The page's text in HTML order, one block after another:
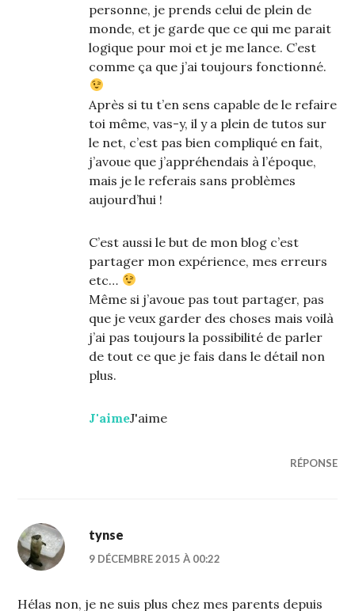
personne, je prends celui de plein de
monde, et je garde que ce qui me parait
logique pour moi et je me lance. C’est
comme ça que j’ai toujours fonctionné.
Après si tu t’en sens capable de le refaire
toi même, vas-y, il y a plein de tutos sur
le net, c’est pas bien compliqué en fait,
j’avoue que j’appréhendais à l’époque,
mais je le referais sans problèmes
aujourd’hui !
C’est aussi le but de mon blog c’est
partager mon expérience, mes erreurs
etc…
Même si j’avoue pas tout partager, pas
que je veux garder des choses mais voilà
j’ai pas toujours la possibilité de parler
de tout ce que je fais dans le détail non
plus.
J'aimeJ'aime
RÉPONSE
tynse
9 DÉCEMBRE 2015 À 00:22
Hélas non, je ne suis plus chez mes parents depuis